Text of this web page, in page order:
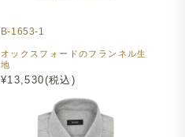
B-1653-1
オックスフォードのフランネル生
地
¥13,530(税込)